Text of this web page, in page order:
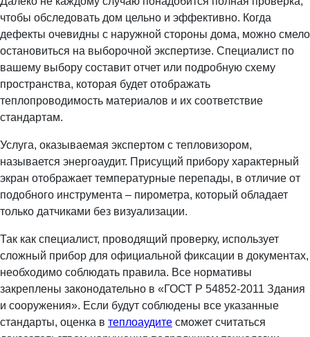
чтобы обследовать дом цельно и эффективно. Когда
дефекты очевидны с наружной стороны дома, можно смело
остановиться на выборочной экспертизе. Специалист по
вашему выбору составит отчет или подробную схему
пространства, которая будет отображать
теплопроводимость материалов и их соответствие
стандартам.
Услуга, оказываемая экспертом с тепловизором,
называется энергоаудит. Присущий прибору характерный
экран отображает температурные перепады, в отличие от
подобного инструмента – пирометра, который обладает
только датчиками без визуализации.
Так как специалист, проводящий проверку, использует
сложный прибор для официальной фиксации в документах,
необходимо соблюдать правила. Все нормативы
закреплены законодательно в «ГОСТ Р 54852-2011 Здания
и сооружения». Если будут соблюдены все указанные
стандарты, оценка в теплоаудите сможет считаться